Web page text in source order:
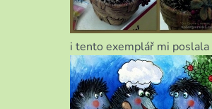
i tento exemplář mi poslala